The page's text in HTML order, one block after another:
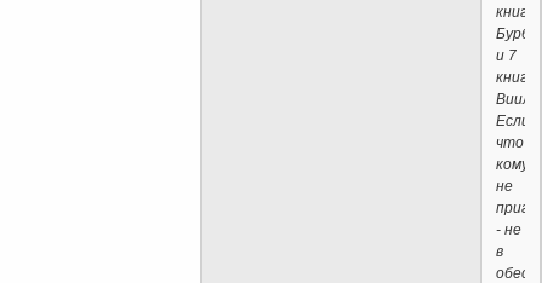
книг
Бурбо
и 7
книг
Если
что
кому
не
- не
в